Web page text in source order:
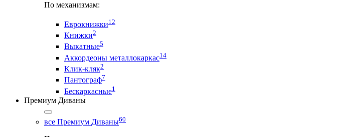
По механизмам:
Еврокнижки12
Книжки2
Выкатные5
Аккордеоны металлокаркас14
Клик-кляк2
Пантограф7
Бескаркасные1
Премиум Диваны
все Премиум Диваны60